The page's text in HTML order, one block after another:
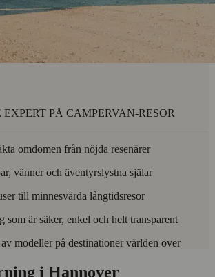
PÅ CAMPERVAN-RESOR
omdömen från nöjda resenärer
vänner och äventyrslystna själar
till minnesvärda långtidsresor
som är säker, enkel och helt transparent
modeller på destinationer världen över
i Hannover